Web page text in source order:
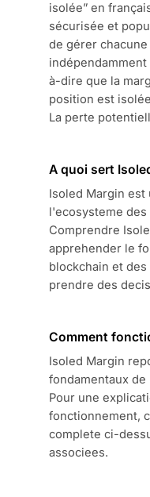
isolée” en
sécurisée et
de gérer
indépendamment
à-dire que la
position est
La perte
A quoi sert
Isoled Margin est
l'ecosysteme
Comprendre
apprehender le
blockchain et
prendre des
Comment
Isoled Margin
fondamentaux
Pour une
fonctionnement,
complete ci-
associees.